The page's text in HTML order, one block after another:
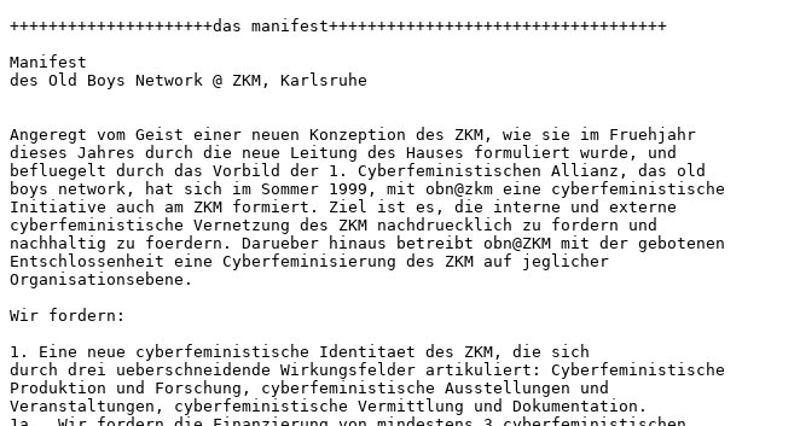
+++++++++++++++++++++das manifest+++++++++++++++++++++++++++++++++++
Manifest
des Old Boys Network @ ZKM, Karlsruhe
Angeregt vom Geist einer neuen Konzeption des ZKM, wie sie im Fruehjahr
dieses Jahres durch die neue Leitung des Hauses formuliert wurde, und
befluegelt durch das Vorbild der 1. Cyberfeministischen Allianz, das old
boys network, hat sich im Sommer 1999, mit obn@zkm eine cyberfeministische
Initiative auch am ZKM formiert. Ziel ist es, die interne und externe
cyberfeministische Vernetzung des ZKM nachdruecklich zu fordern und
nachhaltig zu foerdern. Darueber hinaus betreibt obn@ZKM mit der gebotenen
Entschlossenheit eine Cyberfeminisierung des ZKM auf jeglicher
Organisationsebene.
Wir fordern:
1. Eine neue cyberfeministische Identitaet des ZKM, die sich
durch drei ueberschneidende Wirkungsfelder artikuliert: Cyberfeministische
Produktion und Forschung, cyberfeministische Ausstellungen und
Veranstaltungen, cyberfeministische Vermittlung und Dokumentation.